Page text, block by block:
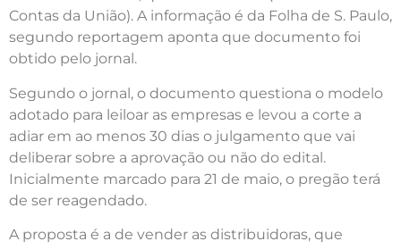
Contas da União). A informação é da Folha de S. Paulo,
segundo reportagem aponta que documento foi
obtido pelo jornal.
Segundo o jornal, o documento questiona o modelo
adotado para leiloar as empresas e levou a corte a
adiar em ao menos 30 dias o julgamento que vai
deliberar sobre a aprovação ou não do edital.
Inicialmente marcado para 21 de maio, o pregão terá
de ser reagendado.
A proposta é a de vender as distribuidoras, que